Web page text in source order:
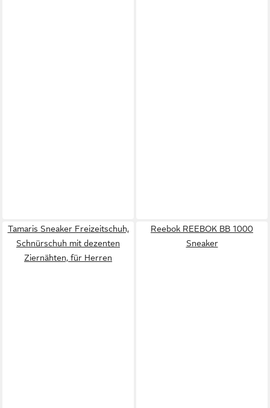
Tamaris Sneaker Freizeitschuh,
Schnürschuh mit dezenten
Ziernähten, für Herren
Reebok REEBOK BB 1000
Sneaker